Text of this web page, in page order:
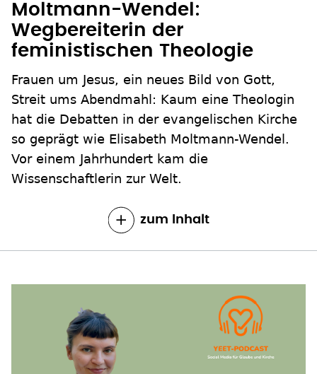
Moltmann-Wendel:
Wegbereiterin der
feministischen Theologie
Frauen um Jesus, ein neues Bild von Gott,
Streit ums Abendmahl: Kaum eine Theologin
hat die Debatten in der evangelischen Kirche
so geprägt wie Elisabeth Moltmann-Wendel.
Vor einem Jahrhundert kam die
Wissenschaftlerin zur Welt.
zum Inhalt